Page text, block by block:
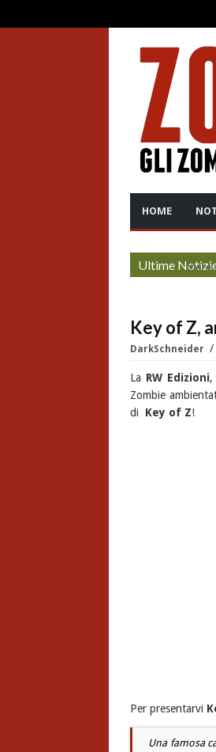
HOME
Ultime More
Key of Z,
DarkSchneider
La RW Edizioni,
Zombie
di Key of Z!
Per presentarvi
Una famosa